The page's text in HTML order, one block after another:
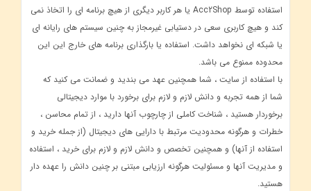
استفاده توسط Acc2Shop یا هر کاربر دیگری از هیچ برنامه ای را اتخاذ نمی
کند و هیچ کاربری سعی در دستیابی غیرمجاز به چنین سیستم های رایانه ای
یا شبکه ای نخواهد داشت. استفاده یا بارگذاری برنامه های خارج این این
محدوده ممنوع می باشد.
با استفاده از سایت ، شما همچنین عهد می بندید و ضمانت می کنید که
شما از همه تجربه و دانش لازم و لازم برای برخورد با موارد دیجیتالی
برخوردار هستید ، شناخت کاملی از چارچوب آنها دارید ، از تمام محاسن ،
خطرات و هرگونه محدودیت مرتبط با دارایی های دیجیتال (از جمله خرید و
استفاده از آنها) و همچنین تخصص و دانش لازم و لازم برای خرید ، استفاده
و مدیریت آنها و مسئولیت هرگونه ارزیابی مبتنی بر چنین دانش را عهده دار
هستید.